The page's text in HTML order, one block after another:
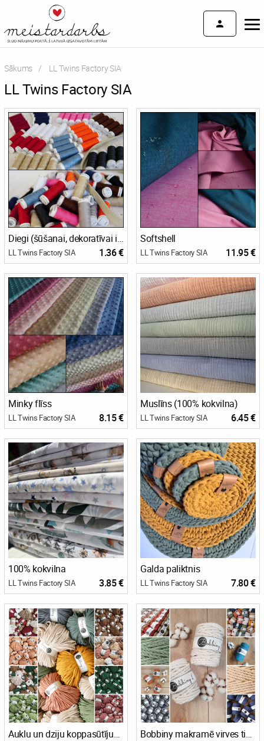
Sākums Current:
LL Twins Factory SIA
LL Twins Factory SIA
Diegi (šūšanai, dekoratīvai izšūšanai, stepēšanai u.c.)
LL Twins Factory SIA 1.36 €
Softshell
LL Twins Factory SIA 11.95 €
Minky flīss
LL Twins Factory SIA 8.15 €
Muslīns (100% kokvilna)
LL Twins Factory SIA 6.45 €
100% kokvilna
LL Twins Factory SIA 3.85 €
Galda paliktnis
LL Twins Factory SIA 7.80 €
Auklu un dziju koppasūtījumi Bobbiny makramē virves tipa 3PLY auklas (macrame rope)